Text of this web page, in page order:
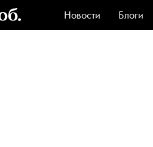
Новости Блоги
Стиль